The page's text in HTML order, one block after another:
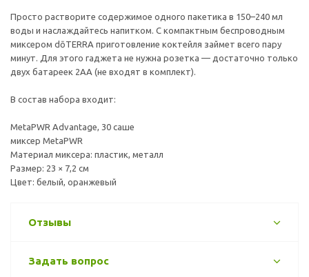
Просто растворите содержимое одного пакетика в 150–240 мл
воды и наслаждайтесь напитком. С компактным беспроводным
миксером dōTERRA приготовление коктейля займет всего пару
минут. Для этого гаджета не нужна розетка — достаточно только
двух батареек 2АА (не входят в комплект).
В состав набора входит:
MetaPWR Advantage, 30 саше
миксер MetaPWR
Материал миксера: пластик, металл
Размер: 23 × 7,2 см
Цвет: белый, оранжевый
Отзывы
Задать вопрос